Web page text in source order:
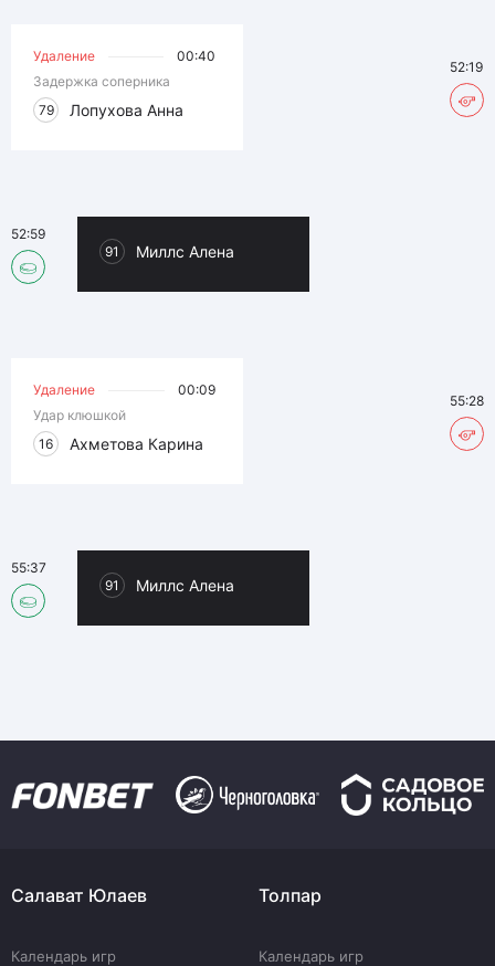
Удаление
00:40
Задержка соперника
79
Лопухова Анна
52:19
91 Миллс Алена
52:59
Удаление
00:09
Удар клюшкой
16
Ахметова Карина
55:28
91 Миллс Алена
55:37
Салават Юлаев
Календарь игр
Толпар
Календарь игр